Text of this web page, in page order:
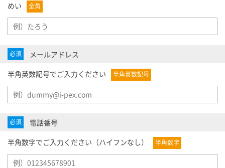
めい 全角
必須
メールアドレス
半角英数記号でご入力ください
半角英数記号
必須
電話番号
半角数字でご入力ください（ハイフンなし）
半角数字